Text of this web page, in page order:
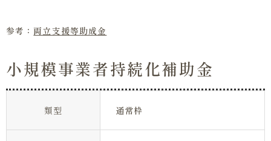
参考： 両立支援等助成金
小規模事業者持続化補助金
類型 通常枠